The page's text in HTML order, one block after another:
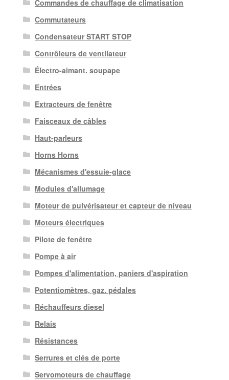
Commandes de chauffage de climatisation
Commutateurs
Condensateur START STOP
Contrôleurs de ventilateur
Électro-aimant. soupape
Entrées
Extracteurs de fenêtre
Faisceaux de câbles
Haut-parleurs
Horns Horns
Mécanismes d'essuie-glace
Modules d'allumage
Moteur de pulvérisateur et capteur de niveau
Moteurs électriques
Pilote de fenêtre
Pompe à air
Pompes d'alimentation, paniers d'aspiration
Potentiomètres, gaz. pédales
Réchauffeurs diesel
Relais
Résistances
Serrures et clés de porte
Servomoteurs de chauffage